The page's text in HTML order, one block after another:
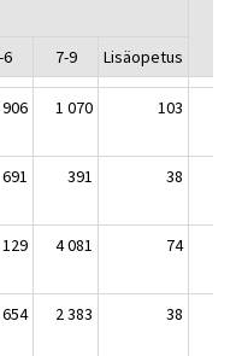
7-9 Lisäopetus
1 070 103
691 391 38
4 081 74
2 383 38